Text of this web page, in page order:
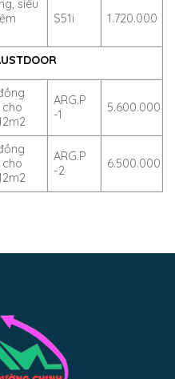
siêu
S51i 1.720.000
ARG.P
-1
5.600.000
ARG.P
-2
6.500.000